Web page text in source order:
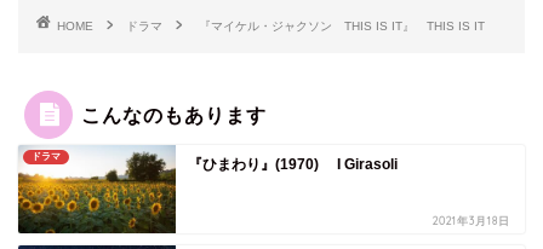
HOME ドラマ 『マイケル・ジャクソン THIS IS IT』 THIS IS IT
こんなのもあります
ドラマ 『ひまわり』(1970) I Girasoli
2021年3月18日